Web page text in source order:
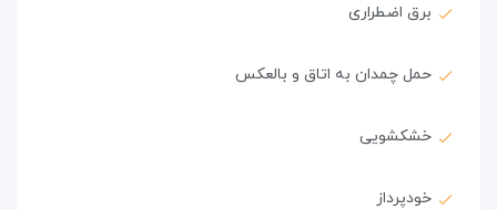
برق اضطراری
حمل چمدان به اتاق و بالعکس
خشکشویی
خودپرداز